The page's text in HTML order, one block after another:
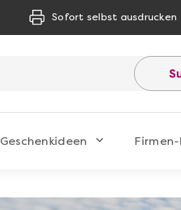
Sofort selbst ausdrucken
Geschenkideen